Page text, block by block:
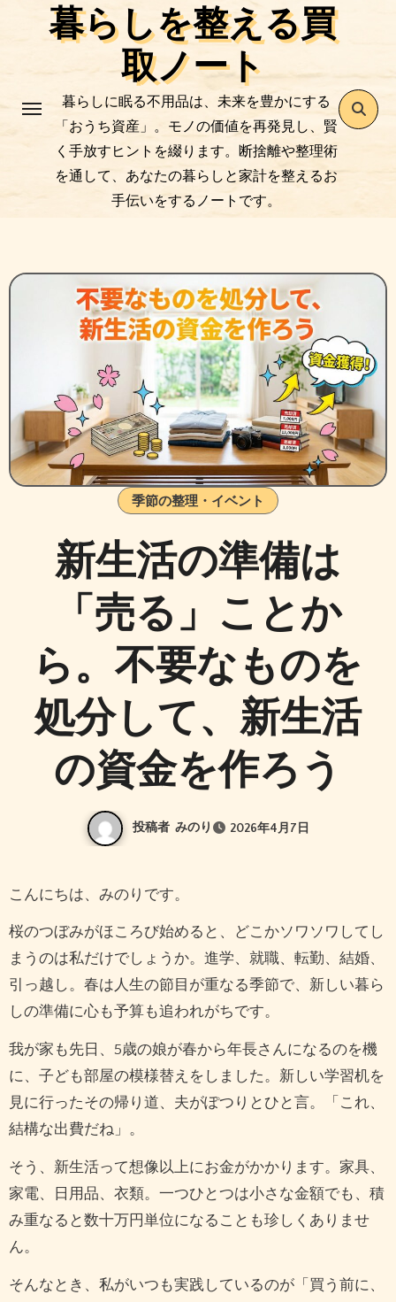
ツ
暮らしを整える買
取ノート
暮らしに眠る不用品は、未来を豊かにする
「おうち資産」。モノの価値を再発見し、賢
く手放すヒントを綴ります。断捨離や整理術
を通して、あなたの暮らしと家計を整えるお
手伝いをするノートです。
季節の整理・イベント
新生活の準備は
「売る」ことか
ら。不要なものを
処分して、新生活
の資金を作ろう
投稿者 みのり 2026年4月7日
こんにちは、みのりです。
桜のつぼみがほころび始めると、どこかソワソワしてし
まうのは私だけでしょうか。進学、就職、転勤、結婚、
引っ越し。春は人生の節目が重なる季節で、新しい暮ら
しの準備に心も予算も追われがちです。
我が家も先日、5歳の娘が春から年長さんになるのを機
に、子ども部屋の模様替えをしました。新しい学習机を
見に行ったその帰り道、夫がぽつりとひと言。「これ、
結構な出費だね」。
そう、新生活って想像以上にお金がかかります。家具、
家電、日用品、衣類。一つひとつは小さな金額でも、積
み重なると数十万円単位になることも珍しくありませ
ん。
そんなとき、私がいつも実践しているのが「買う前に、